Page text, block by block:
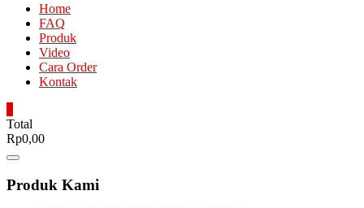
Home
FAQ
Produk
Video
Cara Order
Kontak
Total
Rp0,00
Catalog
Produk Kami